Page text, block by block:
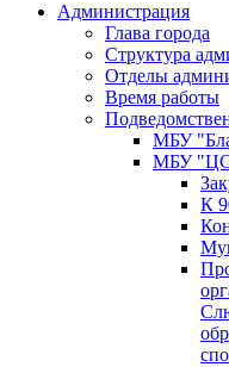
Администрация
Глава города
Структура
Отделы
Время работы
МБУ
МБУ
К